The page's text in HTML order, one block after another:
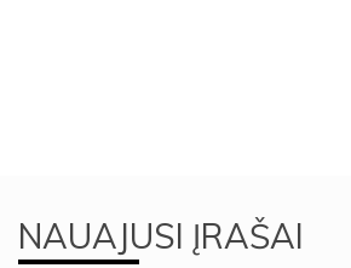
NAUAJUSI ĮRAŠAI